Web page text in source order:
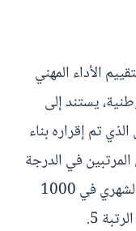
الأداء المهني
يستند إلى
تم إقراره بناء
للموظفين المرتبين في الدرجة
الممتازة (خارج السلم) والمحدد مبلغه الشهري في 1000